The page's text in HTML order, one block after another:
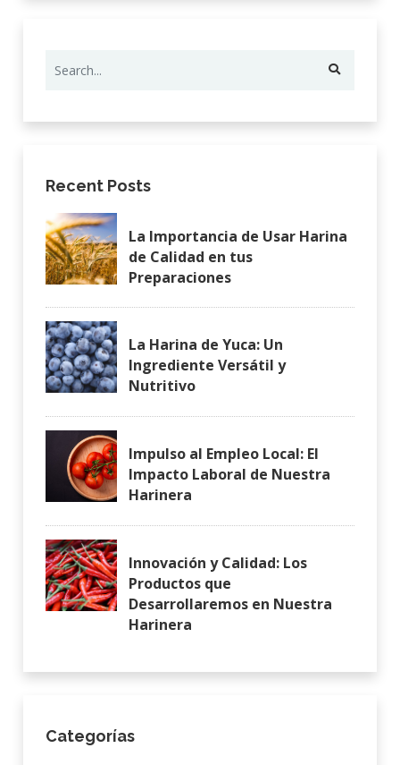
Recent Posts
La Importancia de Usar Harina
de Calidad en tus
Preparaciones
La Harina de Yuca: Un
Ingrediente Versátil y
Nutritivo
Impulso al Empleo Local: El
Impacto Laboral de Nuestra
Harinera
Innovación y Calidad: Los
Productos que
Desarrollaremos en Nuestra
Harinera
Categorías